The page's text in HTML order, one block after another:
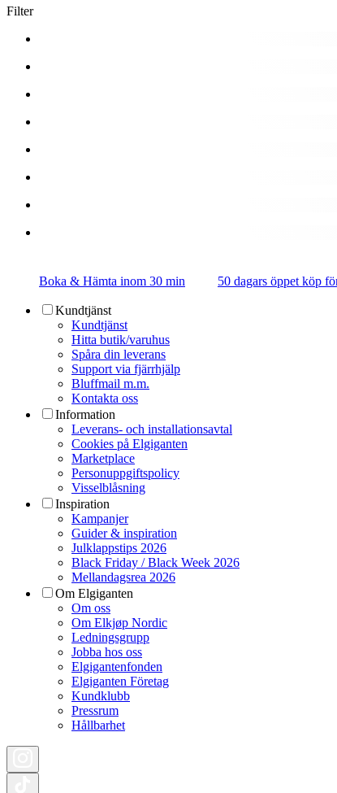
Filter
Boka & Hämta inom 30 min 50 dagars öppet köp
Kundtjänst
Kundtjänst
Hitta butik/varuhus
Spåra din leverans
Support via fjärrhjälp
Bluffmail m.m.
Kontakta oss
Information
Leverans- och installationsavtal
Cookies på Elgiganten
Marketplace
Personuppgiftspolicy
Visselblåsning
Inspiration
Kampanjer
Guider & inspiration
Julklappstips 2026
Black Friday / Black Week 2026
Mellandagsrea 2026
Om Elgiganten
Om oss
Om Elkjøp Nordic
Ledningsgrupp
Jobba hos oss
Elgigantenfonden
Elgiganten Företag
Kundklubb
Pressrum
Hållbarhet